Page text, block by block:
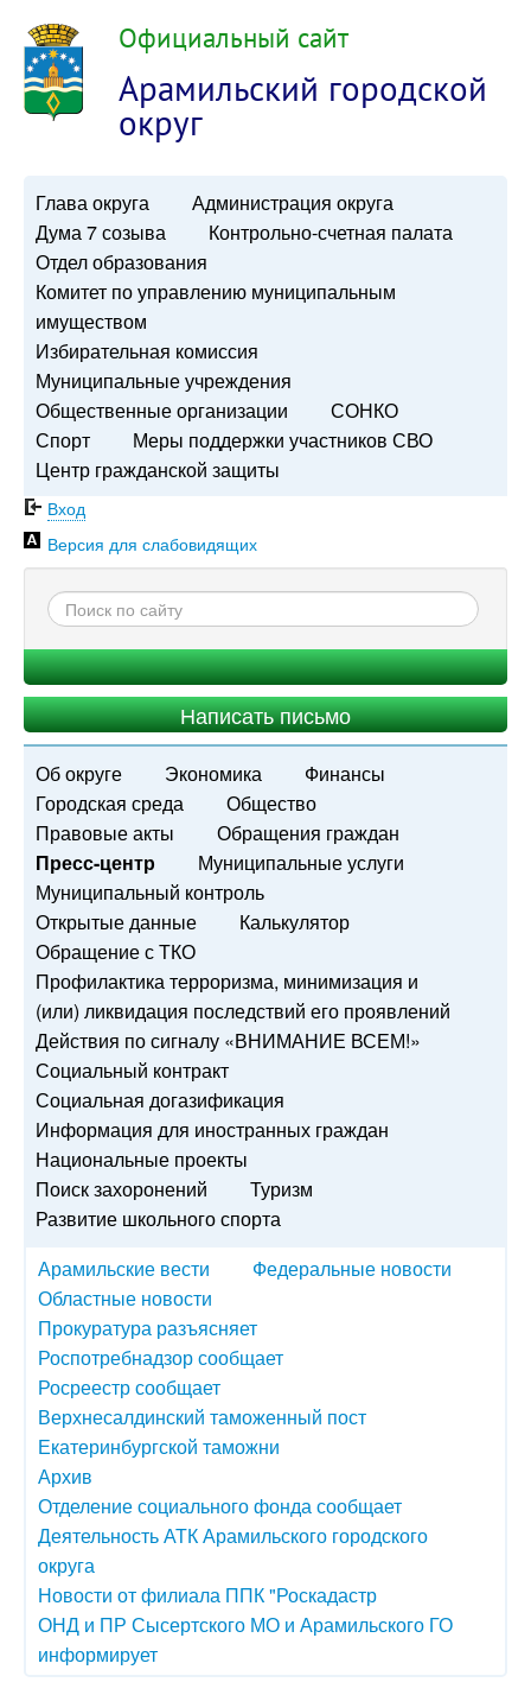
Официальный сайт
Арамильский городской
округ
Глава округа
Администрация округа
Дума 7 созыва
Контрольно-счетная палата
Отдел образования
Комитет по управлению муниципальным
имуществом
Избирательная комиссия
Муниципальные учреждения
Общественные организации
СОНКО
Спорт
Меры поддержки участников СВО
Центр гражданской защиты
Вход
Версия для слабовидящих
Написать письмо
Об округе Экономика
Финансы
Городская среда
Общество
Правовые акты
Обращения граждан
Пресс-центр
Муниципальные услуги
Муниципальный контроль
Открытые данные
Калькулятор
Обращение с ТКО
Профилактика терроризма, минимизация и
(или) ликвидация последствий его проявлений
Действия по сигналу «ВНИМАНИЕ ВСЕМ!»
Социальный контракт
Социальная догазификация
Информация для иностранных граждан
Национальные проекты
Поиск захоронений
Туризм
Развитие школьного спорта
Арамильские вести
Федеральные новости
Областные новости
Прокуратура разъясняет
Роспотребнадзор сообщает
Росреестр сообщает
Верхнесалдинский таможенный пост
Екатеринбургской таможни
Архив
Отделение социального фонда сообщает
Деятельность АТК Арамильского городского
округа
Новости от филиала ППК "Роскадастр
ОНД и ПР Сысертского МО и Арамильского ГО
информирует